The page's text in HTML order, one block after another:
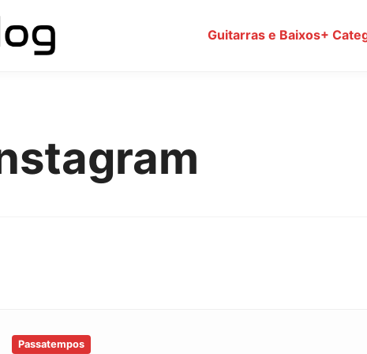
Guitarras e Baixos+
Passatempos